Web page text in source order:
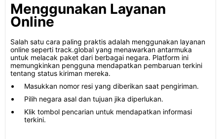
Menggunakan Layanan
Online
Salah satu cara paling praktis adalah menggunakan layanan
online seperti track.global yang menawarkan antarmuka
untuk melacak paket dari berbagai negara. Platform ini
memungkinkan pengguna mendapatkan pembaruan terkini
tentang status kiriman mereka.
Masukkan nomor resi yang diberikan saat pengiriman.
Pilih negara asal dan tujuan jika diperlukan.
Klik tombol pencarian untuk mendapatkan informasi
terkini.